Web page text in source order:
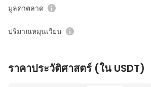
มูลค่าตลาด
ปริมาณหมุนเวียน
ราคาประวัติศาสตร์ (ใน USDT)